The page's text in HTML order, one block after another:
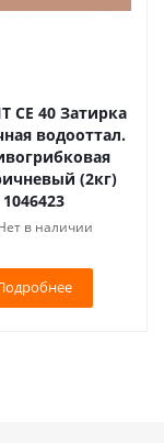
CE 40 Затирка
водооттал.
(2кг)
1046423
в наличии